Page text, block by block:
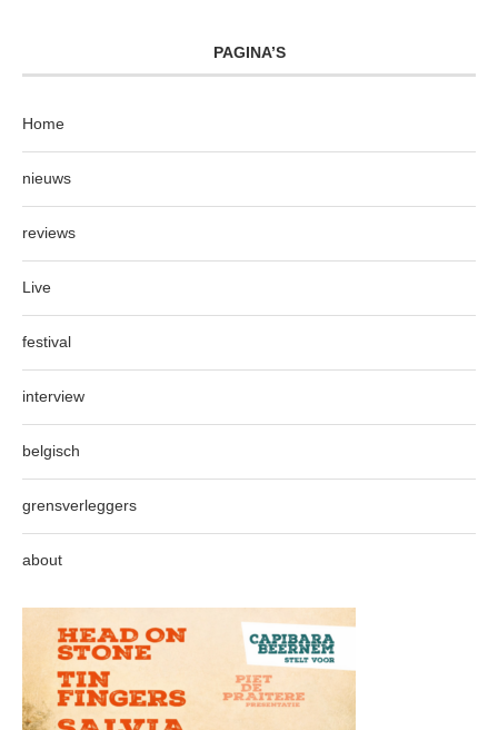
PAGINA’S
Home
nieuws
reviews
Live
festival
interview
belgisch
grensverleggers
about